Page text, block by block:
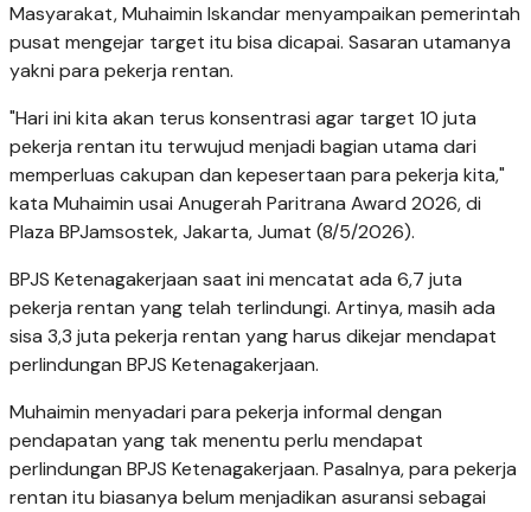
Masyarakat, Muhaimin Iskandar menyampaikan pemerintah
pusat mengejar target itu bisa dicapai. Sasaran utamanya
yakni para pekerja rentan.
"Hari ini kita akan terus konsentrasi agar target 10 juta
pekerja rentan itu terwujud menjadi bagian utama dari
memperluas cakupan dan kepesertaan para pekerja kita,"
kata Muhaimin usai Anugerah Paritrana Award 2026, di
Plaza BPJamsostek, Jakarta, Jumat (8/5/2026).
BPJS Ketenagakerjaan saat ini mencatat ada 6,7 juta
pekerja rentan yang telah terlindungi. Artinya, masih ada
sisa 3,3 juta pekerja rentan yang harus dikejar mendapat
perlindungan BPJS Ketenagakerjaan.
Muhaimin menyadari para pekerja informal dengan
pendapatan yang tak menentu perlu mendapat
perlindungan BPJS Ketenagakerjaan. Pasalnya, para pekerja
rentan itu biasanya belum menjadikan asuransi sebagai